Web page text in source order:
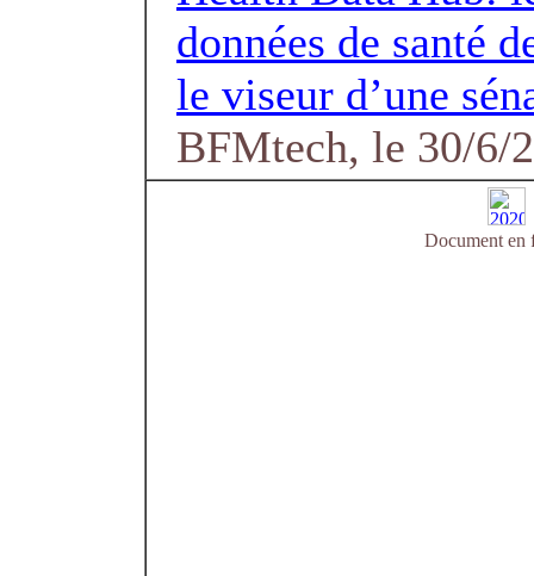
données de santé
le viseur d’une
BFMtech, le 30/6/
Document en